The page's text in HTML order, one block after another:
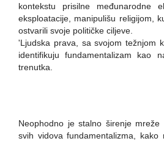
kontekstu prisilne međunarodne
eksploatacije, manipulišu religijom,
ostvarili svoje političke ciljeve.
'Ljudska prava, sa svojom težnjom
identifikuju fundamentalizam kao
trenutka.
Neophodno je stalno širenje
svih vidova fundamentalizma,